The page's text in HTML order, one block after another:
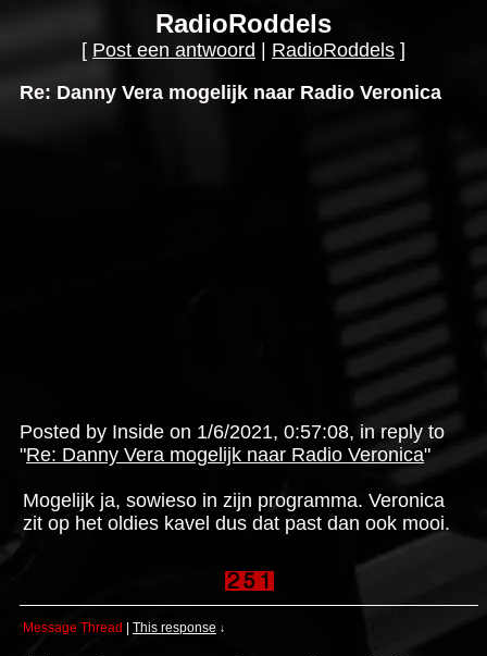
RadioRoddels
[ Post een antwoord RadioRoddels ]
Re: Danny Vera mogelijk naar Radio Veronica
Posted by Inside on 1/6/2021, 0:57:08, in reply to
"Re: Danny Vera mogelijk naar Radio Veronica"
Mogelijk ja, sowieso in zijn programma. Veronica
zit op het oldies kavel dus dat past dan ook mooi.
Message Thread This response ↓